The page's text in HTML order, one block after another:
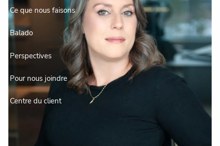
Ce que nous faisons
Balado
Perspectives
Pour nous joindre
Centre du client